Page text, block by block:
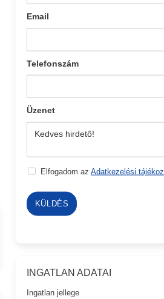
Email
Telefonszám
Üzenet
Elfogadom az Adatkezelési
KÜLDÉS
INGATLAN ADATAI
Ingatlan jellege